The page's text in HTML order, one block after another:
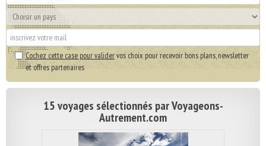
Cochez cette case pour validervos choix pour recevoir bons plans, newsletter
et offres partenaires
15 voyages sélectionnés par Voyageons-
Autrement.com